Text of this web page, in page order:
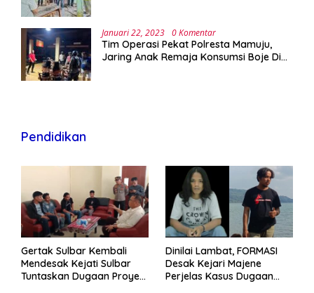
Januari 22, 2023 0 Komentar
Tim Operasi Pekat Polresta Mamuju,
Jaring Anak Remaja Konsumsi Boje Di
Pendidikan
Gertak Sulbar Kembali
Mendesak Kejati Sulbar
Tuntaskan Dugaan Proyek
Dinilai Lambat, FORMASI
Desak Kejari Majene
Perjelas Kasus Dugaan